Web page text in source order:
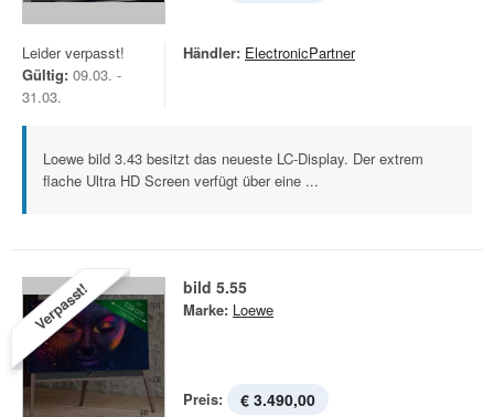
Leider verpasst!
Gültig: 09.03. -
31.03.
Händler: ElectronicPartner
Loewe bild 3.43 besitzt das neueste LC-Display. Der extrem
flache Ultra HD Screen verfügt über eine ...
Verpasst! bild 5.55
Marke: Loewe
Preis: € 3.490,00